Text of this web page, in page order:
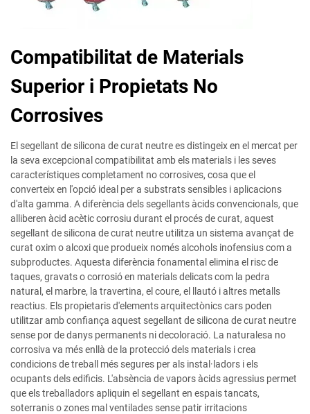
Compatibilitat de Materials
Superior i Propietats No
Corrosives
El segellant de silicona de curat neutre es distingeix en el mercat per
la seva excepcional compatibilitat amb els materials i les seves
característiques completament no corrosives, cosa que el
converteix en l'opció ideal per a substrats sensibles i aplicacions
d'alta gamma. A diferència dels segellants àcids convencionals, que
alliberen àcid acètic corrosiu durant el procés de curat, aquest
segellant de silicona de curat neutre utilitza un sistema avançat de
curat oxim o alcoxi que produeix només alcohols inofensius com a
subproductes. Aquesta diferència fonamental elimina el risc de
taques, gravats o corrosió en materials delicats com la pedra
natural, el marbre, la travertina, el coure, el llautó i altres metalls
reactius. Els propietaris d'elements arquitectònics cars poden
utilitzar amb confiança aquest segellant de silicona de curat neutre
sense por de danys permanents ni decoloració. La naturalesa no
corrosiva va més enllà de la protecció dels materials i crea
condicions de treball més segures per als instal·ladors i els
ocupants dels edificis. L'absència de vapors àcids agressius permet
que els treballadors apliquin el segellant en espais tancats,
soterranis o zones mal ventilades sense patir irritacions